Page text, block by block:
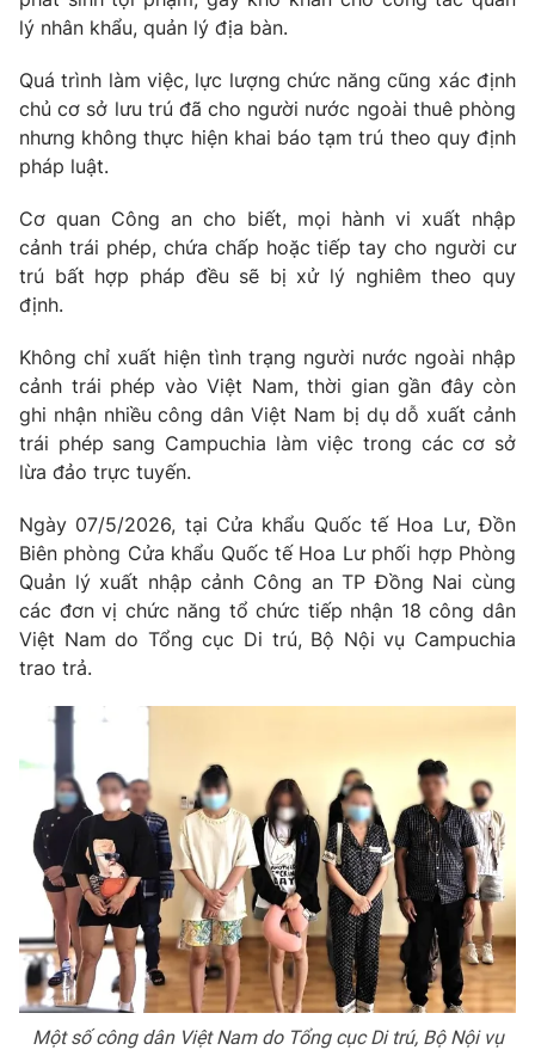
THỜI BÁO VTV
Theo dõi báo trên
Cơ quan chủ quản:
Cơ quan báo chí: Thời báo VTV
Giấy phép hoạt động báo in và báo điện tử số 483/GP-BTTTT
cấp ngày 29/12/2023
Tổng Biên tập:Vũ Thanh Thủy
Phó Tổng Biên tập:Nguyễn Thị Mỹ Hạnh, Phạm Quốc Thắng,
Tổng đài VTV:024.38 355 931 - 024.38 355 932
Ðiện thoại Thời báo VTV:
024.66 897 897
Email:toasoan@vtv.vn
Liên hệ quảng cáo:024-7300.7108
® Cấm sao chép dưới mọi hình thức nếu không có sự chấp
thuận bằng văn bản. Ghi rõ nguồn VTV.vn khi phát hành lại
thông tin từ website này.
lý nhân khẩu, quản lý địa bàn.
Quá trình làm việc, lực lượng chức năng cũng xác định
chủ cơ sở lưu trú đã cho người nước ngoài thuê phòng
nhưng không thực hiện khai báo tạm trú theo quy định
pháp luật.
Cơ quan Công an cho biết, mọi hành vi xuất nhập
cảnh trái phép, chứa chấp hoặc tiếp tay cho người cư
trú bất hợp pháp đều sẽ bị xử lý nghiêm theo quy
định.
Không chỉ xuất hiện tình trạng người nước ngoài nhập
cảnh trái phép vào Việt Nam, thời gian gần đây còn
ghi nhận nhiều công dân Việt Nam bị dụ dỗ xuất cảnh
trái phép sang Campuchia làm việc trong các cơ sở
lừa đảo trực tuyến.
Ngày 07/5/2026, tại Cửa khẩu Quốc tế Hoa Lư, Đồn
Biên phòng Cửa khẩu Quốc tế Hoa Lư phối hợp Phòng
Quản lý xuất nhập cảnh Công an TP Đồng Nai cùng
các đơn vị chức năng tổ chức tiếp nhận 18 công dân
Việt Nam do Tổng cục Di trú, Bộ Nội vụ Campuchia
trao trả.
Một số công dân Việt Nam do Tổng cục Di trú, Bộ Nội vụ